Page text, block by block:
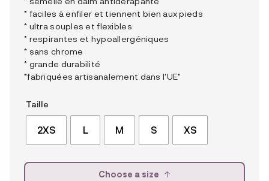
* faciles à enfiler et tiennent bien aux pieds
* ultra souples et flexibles
* respirantes et hypoallergéniques
* sans chrome
* grande durabilité
*fabriquées artisanalement dans l'UE"
Taille
2XS L M S XS
Choose a size